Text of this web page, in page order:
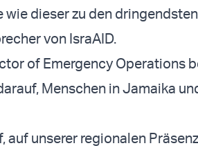
wie dieser zu den
von IsraAID.
of Emergency Operations
Menschen in Jamaika
auf unserer regionalen